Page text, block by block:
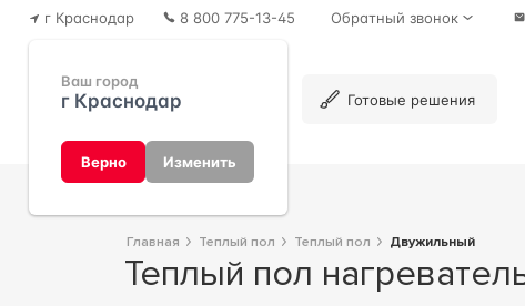
г Краснодар
Ваш город
г Краснодар
Верно Изменить
8 800 775-13-45 Обратный звонок
Готовые решения
Главная Теплый пол Теплый пол Двужильный
Теплый пол